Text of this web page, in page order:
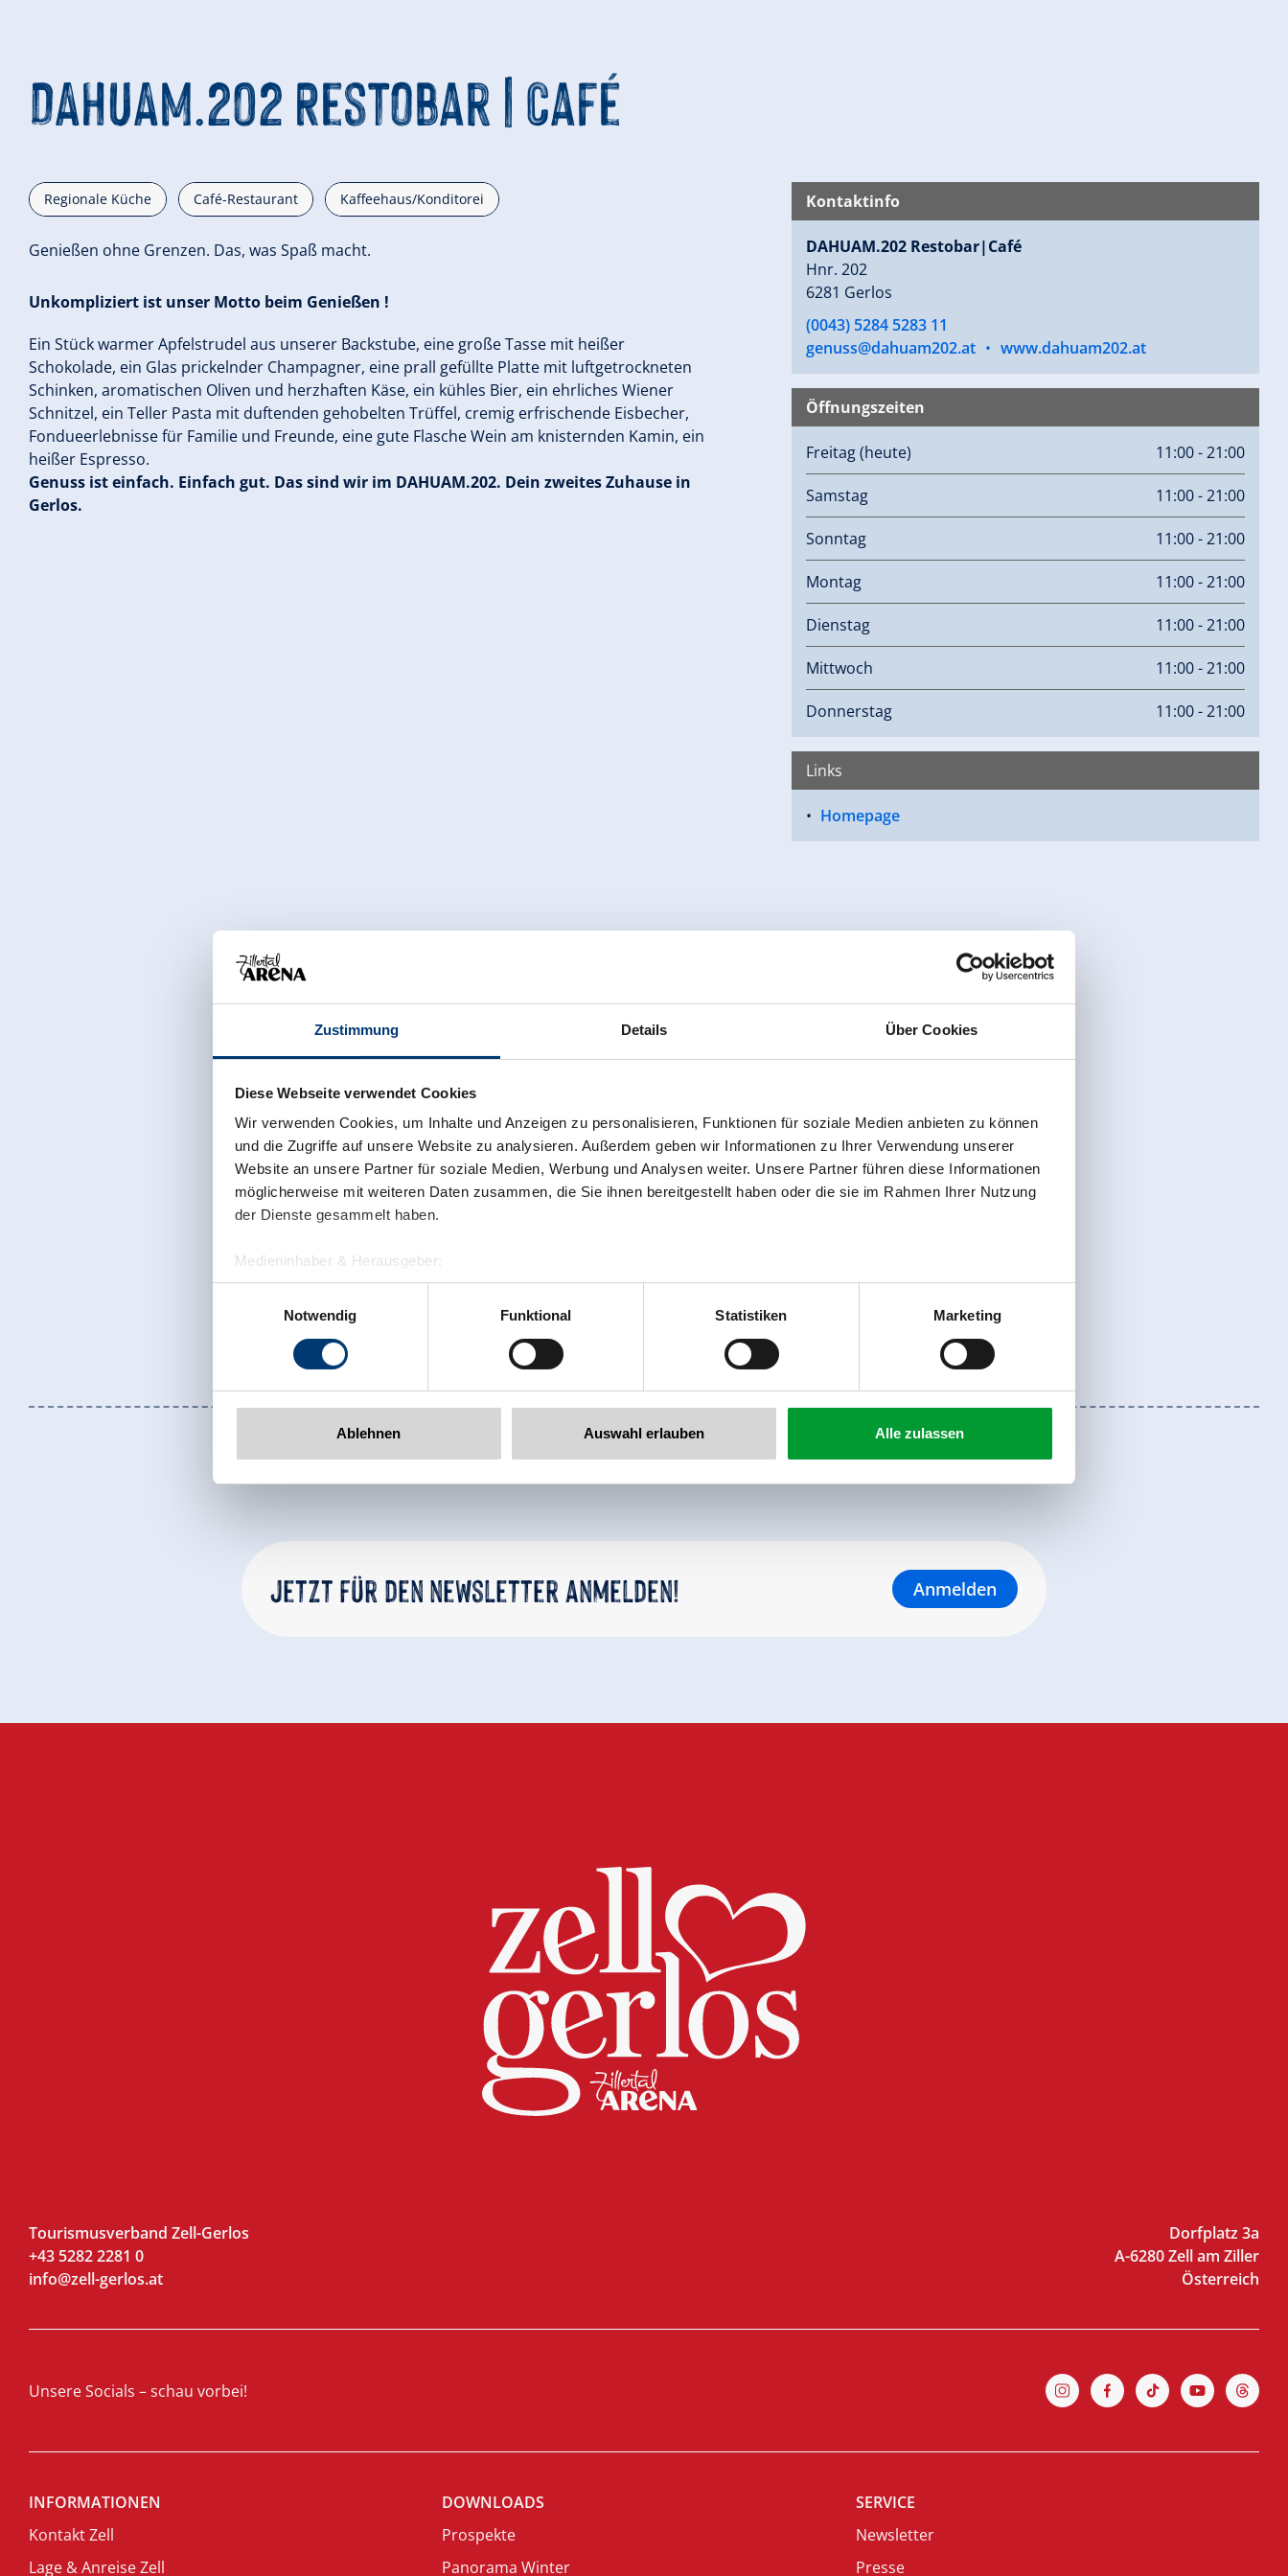
Zustimmung Details Über Cookies
Diese Webseite verwendet Cookies
Wir verwenden Cookies, um Inhalte und Anzeigen zu personalisieren, Funktionen für soziale Medien anbieten zu können
und die Zugriffe auf unsere Website zu analysieren. Außerdem geben wir Informationen zu Ihrer Verwendung unserer
Website an unsere Partner für soziale Medien, Werbung und Analysen weiter. Unsere Partner führen diese Informationen
möglicherweise mit weiteren Daten zusammen, die Sie ihnen bereitgestellt haben oder die sie im Rahmen Ihrer Nutzung
der Dienste gesammelt haben.
Medieninhaber & Herausgeber:
Zeller Bergbahnen Zillertal GmbH & Co KG
Rohr 23// A-6280 Zell am Ziller
www.zillertalarena.com
Notwendig
Funktional Statistiken Marketing
Ablehnen Auswahl erlauben Alle zulassen
DAHUAM.202 Restobar|Café
Regionale Küche Café-Restaurant Kaffeehaus/Konditorei
Genießen ohne Grenzen. Das, was Spaß macht.
Unkompliziert ist unser Motto beim Genießen !
Ein Stück warmer Apfelstrudel aus unserer Backstube, eine große Tasse mit heißer
Schokolade, ein Glas prickelnder Champagner, eine prall gefüllte Platte mit luftgetrockneten
Schinken, aromatischen Oliven und herzhaften Käse, ein kühles Bier, ein ehrliches Wiener
Schnitzel, ein Teller Pasta mit duftenden gehobelten Trüffel, cremig erfrischende Eisbecher,
Fondueerlebnisse für Familie und Freunde, eine gute Flasche Wein am knisternden Kamin, ein
heißer Espresso.
Genuss ist einfach. Einfach gut. Das sind wir im DAHUAM.202. Dein zweites Zuhause in
Gerlos.
Kontaktinfo
DAHUAM.202 Restobar|Café
Hnr. 202
6281 Gerlos
(0043) 5284 5283 11
genuss@dahuam202.at • www.dahuam202.at
Öffnungszeiten
Freitag(heute) 11:00 - 21:00
Samstag 11:00 - 21:00
Sonntag 11:00 - 21:00
Montag 11:00 - 21:00
Dienstag 11:00 - 21:00
Mittwoch 11:00 - 21:00
Donnerstag 11:00 - 21:00
Links
Homepage
Zurück zur Übersicht
Jetzt für den newsletter anmelden! Anmelden
Tourismusverband Zell-Gerlos
+43 5282 2281 0
info@zell-gerlos.at
Dorfplatz 3a
A-6280 Zell am Ziller
Österreich
Unsere Socials – schau vorbei!
INFORMATIONEN
Kontakt Zell
Lage & Anreise Zell
DOWNLOADS
Prospekte
Panorama Winter
SERVICE
Newsletter
Presse